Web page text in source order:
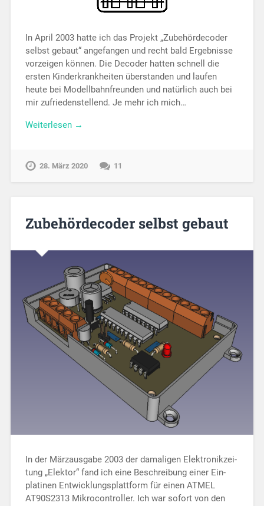
In April 2003 hatte ich das Projekt „Zu­be­hör­de­co­der
selbst gebaut“ an­ge­fangen und recht bald Er­geb­nis­se
vor­zei­gen kön­nen. Die De­coder hat­ten schnell die
ersten Kin­der­krank­­­hei­ten überstanden und laufen
heute bei Mo­dell­bahn­freun­den und natürlich auch bei
mir zu­frie­den­stel­lend. Je mehr ich mich…
Weiterlesen →
28. März 2020 11
Zubehördecoder selbst gebaut
In der Märzausgabe 2003 der damaligen Elek­tronik­zei­
tung „Elektor“ fand ich eine Be­schrei­bung einer Ein­
platinen Ent­wicklungs­platt­form für einen ATMEL
AT90S2313 Mikrocontroller. Ich war so­fort von den